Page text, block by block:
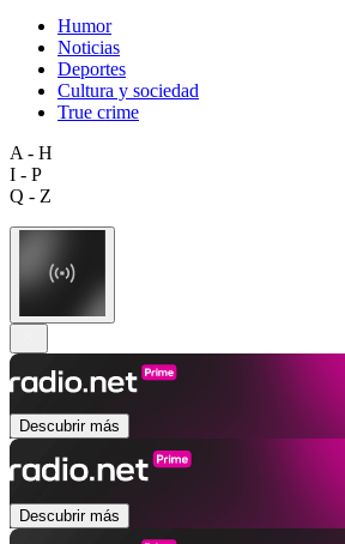
Humor
Noticias
Deportes
Cultura y sociedad
True crime
A - H
I - P
Q - Z
Descubrir más
Descubrir más